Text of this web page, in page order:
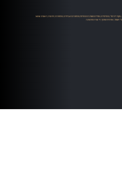
|מקור דיגיטלי|סטרימרים|ממירים משולבים סטרימר|פטיפונים ואביזרים|פטיפונים|זרועות|ראשים MM
חשמל|ארוניות ושיכוך|יד שניה ומתצוגה